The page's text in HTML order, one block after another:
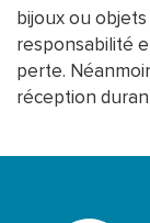
bijoux ou
responsabilité
perte.
réception